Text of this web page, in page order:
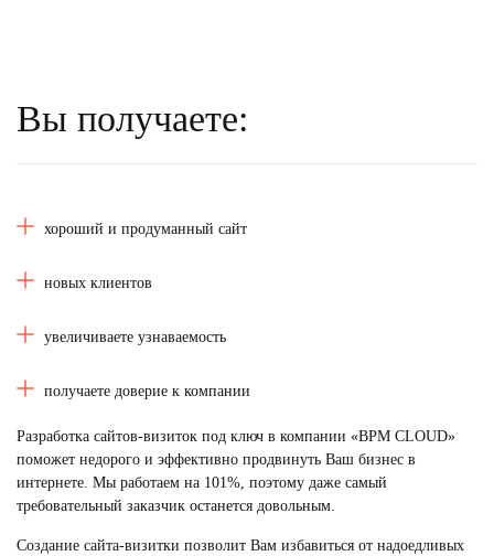
Вы получаете:
хороший и продуманный сайт
новых клиентов
увеличиваете узнаваемость
получаете доверие к компании
Разработка сайтов-визиток под ключ в компании «BPM CLOUD»
поможет недорого и эффективно продвинуть Ваш бизнес в
интернете. Мы работаем на 101%, поэтому даже самый
требовательный заказчик останется довольным.
Создание сайта-визитки позволит Вам избавиться от надоедливых